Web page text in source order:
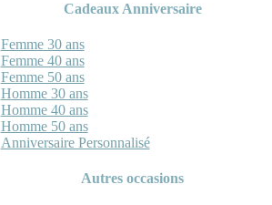
Cadeaux Anniversaire
Femme 30 ans
Femme 40 ans
Femme 50 ans
Homme 30 ans
Homme 40 ans
Homme 50 ans
Anniversaire Personnalisé
Autres occasions